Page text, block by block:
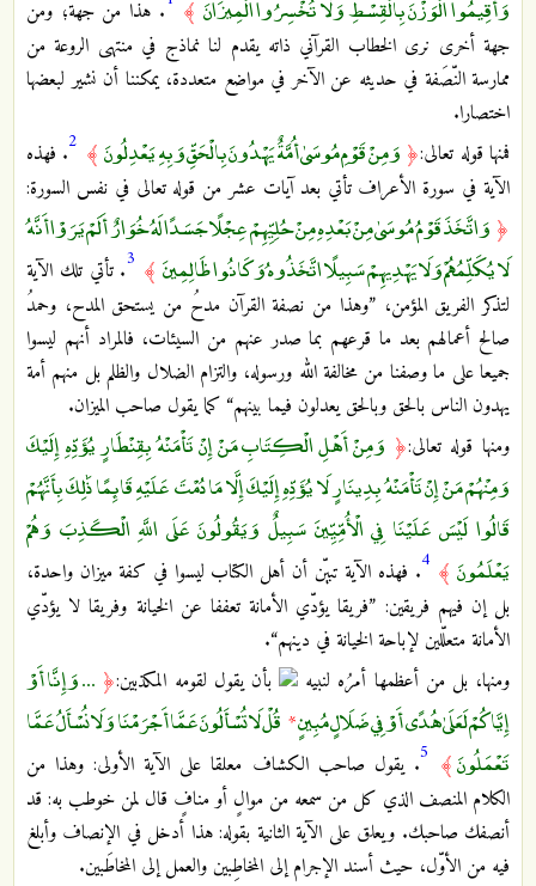
وَأَقِيمُوا الْوَزْنَ بِالْقِسْطِ وَلَا تُخْسِرُوا الْمِيزَانَ ﴾
. هذا من جهة؛ ومن
جهة أخرى نرى الخطاب القرآني ذاته يقدم لنا نماذج في منتهى الروعة من
ممارسة النّصَفة في حديثه عن الآخر في مواضع متعددة، يمكننا أن نشير لبعضها
اختصارا.
فمنها قوله تعالى:﴿ وَمِنْ قَوْمِ مُوسَىٰ أُمَّةٌ يَهْدُونَ بِالْحَقِّ وَبِهِ يَعْدِلُونَ﴾ 2. فهذه
الآية في سورة الأعراف تأتي بعد آيات عشر من قوله تعالى في نفس السورة:
﴿ وَاتَّخَذَ قَوْمُ مُوسَىٰ مِنْ بَعْدِهِ مِنْ حُلِيِّهِمْ عِجْلًا جَسَدًا لَهُ خُوَارٌ أَلَمْ يَرَوْا أَنَّهُ
لَا يُكَلِّمُهُمْ وَلَا يَهْدِيهِمْ سَبِيلًا اتَّخَذُوهُ وَكَانُوا ظَالِمِينَ ﴾ 3. تأتي تلك الآية
لتذكر الفريق المؤمن، ”وهذا من نصفة القرآن مدحُ من يستحق المدح، وحمدُ
صالح أعمالهم بعد ما قرعهم بما صدر عنهم من السيئات، فالمراد أنهم ليسوا
جميعا على ما وصفنا من مخالفة الله ورسوله، والتزام الضلال والظلم بل منهم أمة
يهدون الناس بالحق وبالحق يعدلون فيما بينهم“ كما يقول صاحب الميزان.
ومنها قوله تعالى:﴿ وَمِنْ أَهْلِ الْكِتَابِ مَنْ إِنْ تَأْمَنْهُ بِقِنْطَارٍ يُؤَدِّهِ إِلَيْكَ
وَمِنْهُمْ مَنْ إِنْ تَأْمَنْهُ بِدِينَارٍ لَا يُؤَدِّهِ إِلَيْكَ إِلَّا مَا دُمْتَ عَلَيْهِ قَائِمًا ذَٰلِكَ بِأَنَّهُمْ
قَالُوا لَيْسَ عَلَيْنَا فِي الْأُمِّيِّينَ سَبِيلٌ وَيَقُولُونَ عَلَى اللَّهِ الْكَذِبَ وَهُمْ
يَعْلَمُونَ﴾ 4. فهذه الآية تبيّن أن أهل الكتاب ليسوا في كفة ميزان واحدة،
بل إن فيهم فريقين: ”فريقا يؤدّي الأمانة تعففا عن الخيانة وفريقا لا يؤدّي
الأمانة متعلّلين لإباحة الخيانة في دينهم“.
ومنها، بل من أعظمها أمرُه لنبيه
بأن يقول لقومه المكذبين:﴿ ... وَإِنَّا أَوْ
إِيَّاكُمْ لَعَلَىٰ هُدًى أَوْ فِي ضَلَالٍ مُبِينٍ* قُلْ لَا تُسْأَلُونَ عَمَّا أَجْرَمْنَا وَلَا نُسْأَلُ عَمَّا
تَعْمَلُونَ﴾ 5. يقول صاحب الكشاف معلقا على الآية الأولى: وهذا من
الكلام المنصف الذي كل من سمعه من موالٍ أو منافٍ قال لمن خوطب به: قد
أنصفك صاحبك. ويعلق على الآية الثانية بقوله: هذا أدخل في الإنصاف وأبلغ
فيه من الأوّل، حيث أسند الإجرام إلى المخاطِبين والعمل إلى المخاطَبين.